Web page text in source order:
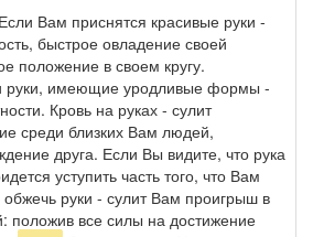
Вам приснятся красивые руки -
быстрое овладение своей
положение в своем кругу.
руки, имеющие уродливые формы -
Кровь на руках - сулит
среди близких Вам людей,
друга. Если Вы видите, что рука
уступить часть того, что Вам
руки - сулит Вам проигрыш в
положив все силы на достижение